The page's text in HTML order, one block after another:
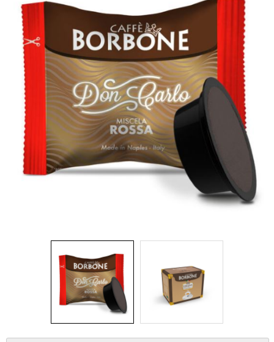
PRODOTTI HO.RE.CA.
ACCESSORI
IDEA REGALO
RICAMBI
SNACK & BIBITE
VINI
NOVITÀ
PRODOTTI IN OFFERTA
AREA INGROSSO